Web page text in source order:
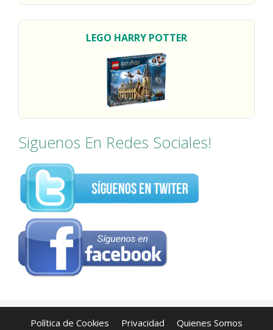
LEGO HARRY POTTER
Siguenos En Redes Sociales!
Política de Cookies Privacidad Quienes Somos